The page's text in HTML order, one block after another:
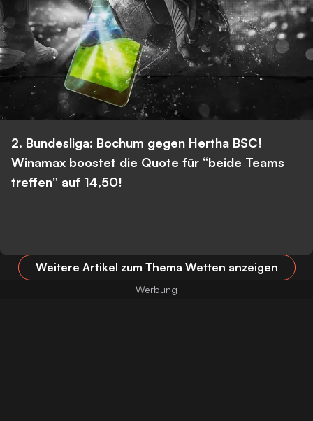
2. Bundesliga: Bochum gegen Hertha BSC!
Winamax boostet die Quote für “beide Teams
treffen” auf 14,50!
Weitere Artikel zum Thema Wetten anzeigen